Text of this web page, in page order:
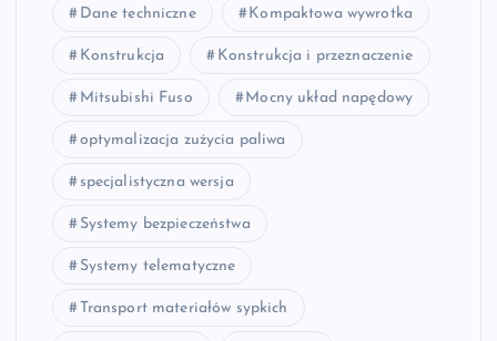
Dane techniczne Kompaktowa wywrotka
Konstrukcja Konstrukcja i przeznaczenie
Mitsubishi Fuso Mocny układ napędowy
optymalizacja zużycia paliwa
specjalistyczna wersja
Systemy bezpieczeństwa
Systemy telematyczne
Transport materiałów sypkich